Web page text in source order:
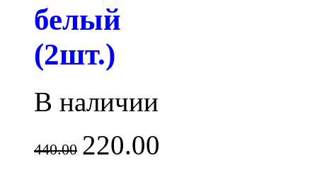
белый
(2шт.)
В наличии
440.00 220.00